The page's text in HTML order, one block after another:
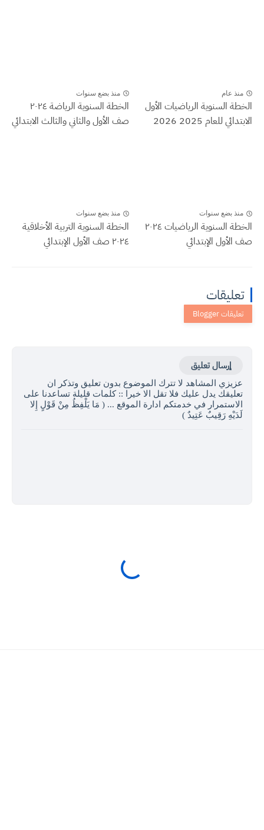
منذ عام
الخطة السنوية الرياضيات الأول
الابتدائي للعام 2025 2026
منذ بضع سنوات
الخطة السنوية الرياضة ٢٠٢٤
صف الأول والثاني والثالث الابتدائي
منذ بضع سنوات
الخطة السنوية الرياضيات ٢٠٢٤
صف الأول الإبتدائي
منذ بضع سنوات
الخطة السنوية التربية الأخلاقية
٢٠٢٤ صف الأول الإبتدائي
تعليقات
إرسال تعليق
عزيزي المشاهد لا تترك الموضوع بدون تعليق وتذكر ان
تعليقك يدل عليك فلا تقل الا خيرا :: كلمات قليلة تساعدنا على
الاستمرار في خدمتكم ادارة الموقع ... ( مَا يَلْفِظُ مِنْ قَوْلٍ إِلا
لَدَيْهِ رَقِيبٌ عَتِيدٌ )